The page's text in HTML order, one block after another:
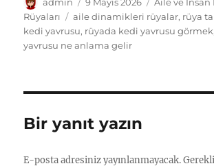
tarihi
Rüyaları
Etiketler
aile dinamikleri rüyalar, rüya
kedi yavrusu, rüyada kedi yavrusu görmek
yavrusu ne anlama gelir
Bir yanıt yazın
E-posta adresiniz yayınlanmayacak.